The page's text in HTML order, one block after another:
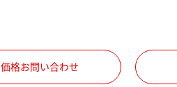
価格お問い合わせ